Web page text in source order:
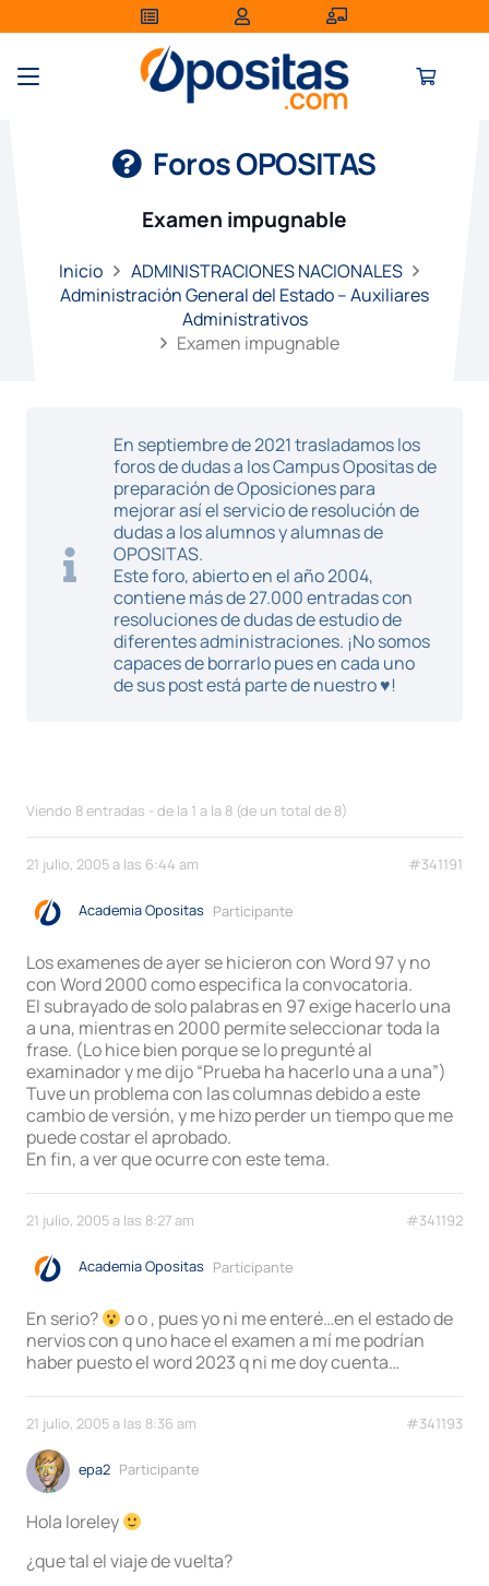
Foros OPOSITAS
Examen impugnable
Inicio
ADMINISTRACIONES NACIONALES
Administración General del Estado – Auxiliares
Administrativos
Examen impugnable
En septiembre de 2021 trasladamos los
foros de dudas a los Campus Opositas de
preparación de Oposiciones para
mejorar así el servicio de resolución de
dudas a los alumnos y alumnas de
OPOSITAS.
Este foro, abierto en el año 2004,
contiene más de 27.000 entradas con
resoluciones de dudas de estudio de
diferentes administraciones. ¡No somos
capaces de borrarlo pues en cada uno
de sus post está parte de nuestro ♥!
Viendo 8 entradas - de la 1 a la 8 (de un total de 8)
21 julio, 2005 a las 6:44 am #341191
Academia Opositas Participante
Los examenes de ayer se hicieron con Word 97 y no
con Word 2000 como especifica la convocatoria.
El subrayado de solo palabras en 97 exige hacerlo una
a una, mientras en 2000 permite seleccionar toda la
frase. (Lo hice bien porque se lo pregunté al
examinador y me dijo “Prueba ha hacerlo una a una”)
Tuve un problema con las columnas debido a este
cambio de versión, y me hizo perder un tiempo que me
puede costar el aprobado.
En fin, a ver que ocurre con este tema.
21 julio, 2005 a las 8:27 am #341192
Academia Opositas Participante
En serio?
o o , pues yo ni me enteré…en el estado de
nervios con q uno hace el examen a mí me podrían
haber puesto el word 2023 q ni me doy cuenta…
21 julio, 2005 a las 8:36 am #341193
epa2 Participante
Hola loreley
¿que tal el viaje de vuelta?